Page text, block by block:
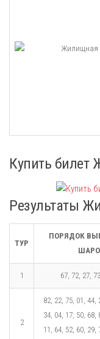
Купить билет
Результаты
ТУР
ПОРЯДОК
1 67, 72, 27,
2
82, 22, 75, 01, 44,
34, 04, 17, 50, 68,
11, 64, 52, 60, 29,